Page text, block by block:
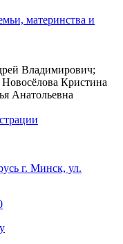
материнства и
Владимирович;
Новосёлова Кристина
Анатольевна
г. Минск, ул.